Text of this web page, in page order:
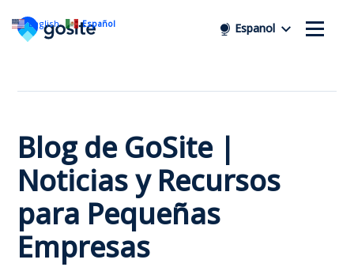
Espanol
Blog de GoSite |
Noticias y Recursos
para Pequeñas
Empresas
English Español